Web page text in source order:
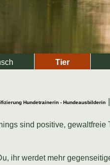
Tier
Hundetrainerin - Hundeausbilderin |
sind positive,
ihr werdet mehr